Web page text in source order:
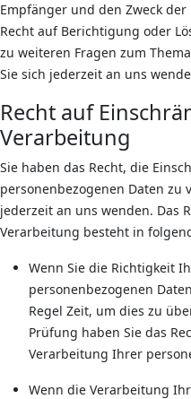
Empfänger und den Zweck
Recht auf Berichtigung oder
zu weiteren Fragen zum
Sie sich jederzeit an uns
Recht auf
Verarbeitung
Sie haben das Recht, die
personenbezogenen Daten zu
jederzeit an uns wenden. Das
Verarbeitung besteht in
Wenn Sie die Richtigkeit
personenbezogenen
Regel Zeit, um dies zu
Prüfung haben Sie das
Verarbeitung Ihrer
Wenn die Verarbeitung